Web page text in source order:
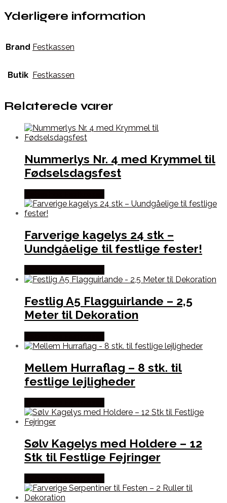
Yderligere information
Brand Festkassen
Butik Festkassen
Relaterede varer
Nummerlys Nr. 4 med Krymmel til
Fødselsdagsfest
Farverige kagelys 24 stk –
Uundgåelige til festlige fester!
Festlig A5 Flagguirlande – 2,5
Meter til Dekoration
Mellem Hurraflag – 8 stk. til
festlige lejligheder
Sølv Kagelys med Holdere – 12
Stk til Festlige Fejringer